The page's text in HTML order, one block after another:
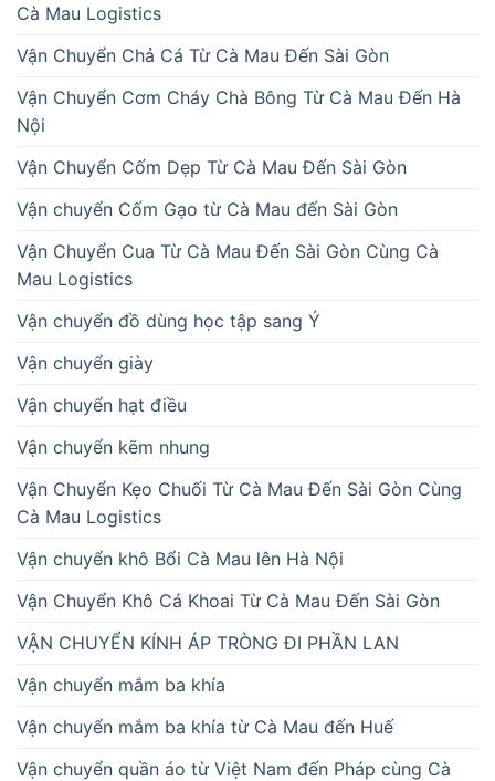
Cà Mau Logistics
Vận Chuyển Chả Cá Từ Cà Mau Đến Sài Gòn
Vận Chuyển Cơm Cháy Chà Bông Từ Cà Mau Đến Hà
Nội
Vận Chuyển Cốm Dẹp Từ Cà Mau Đến Sài Gòn
Vận chuyển Cốm Gạo từ Cà Mau đến Sài Gòn
Vận Chuyển Cua Từ Cà Mau Đến Sài Gòn Cùng Cà
Mau Logistics
Vận chuyển đồ dùng học tập sang Ý
Vận chuyển giày
Vận chuyển hạt điều
Vận chuyển kẽm nhung
Vận Chuyển Kẹo Chuối Từ Cà Mau Đến Sài Gòn Cùng
Cà Mau Logistics
Vận chuyển khô Bổi Cà Mau lên Hà Nội
Vận Chuyển Khô Cá Khoai Từ Cà Mau Đến Sài Gòn
VẬN CHUYỂN KÍNH ÁP TRÒNG ĐI PHẦN LAN
Vận chuyển mắm ba khía
Vận chuyển mắm ba khía từ Cà Mau đến Huế
Vận chuyển quần áo từ Việt Nam đến Pháp cùng Cà